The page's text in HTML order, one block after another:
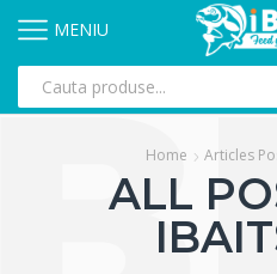
MENIU
Home Articles
ALL